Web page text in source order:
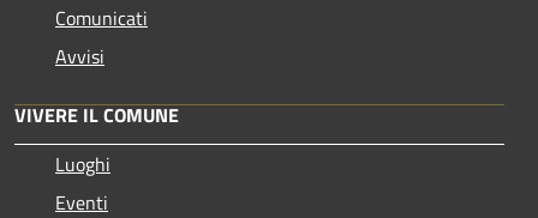
Comunicati
Avvisi
VIVERE IL COMUNE
Luoghi
Eventi